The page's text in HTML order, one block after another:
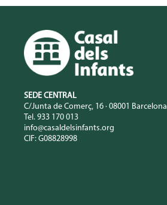
SEDE CENTRAL
C/Junta de Comerç, 16 · 08001 Barcelona
Tel. 933 170 013
info@casaldelsinfants.org
CIF: G08828998